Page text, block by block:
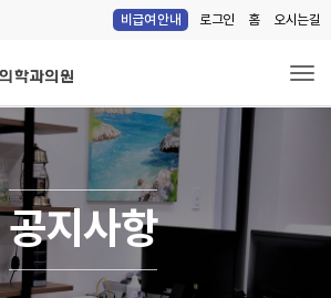
로그인 홈 오시는길
비급여 안내
공지사항